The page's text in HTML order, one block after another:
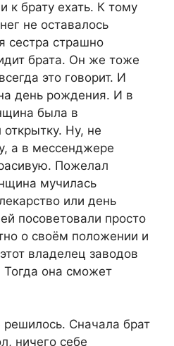
к брату ехать. К тому
не оставалось
сестра страшно
брата. Он же тоже
это говорит. И
день рождения. И в
была в
Ну, не
а в мессенджере
Пожелал
мучилась
или день
посоветовали просто
о своём положении и
владелец заводов
Тогда она сможет
Сначала брат
ничего себе